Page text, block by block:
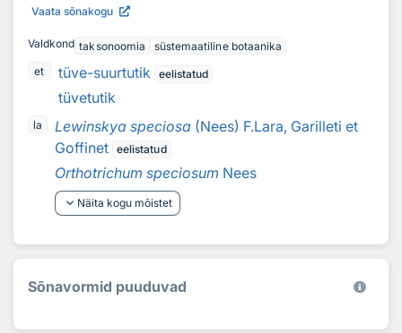
Vaata sõnakogu
Valdkond taksonoomia
süstemaatiline botaanika
et
tüve-suurtutik eelistatud
tüvetutik
la Lewinskya speciosa (Nees) F.Lara, Garilleti et
Goffinet
eelistatud
Orthotrichum speciosum Nees
keyboard_arrow_down Näita kogu mõistet
Sõnavormid puuduvad